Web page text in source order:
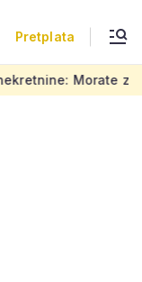
Pretplata
ovih 5 stvari,